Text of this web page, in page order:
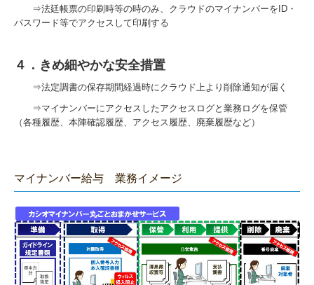
⇒法廷帳票の印刷時等の時のみ、クラウドのマイナンバーをID・
パスワード等でアクセスして印刷する
４．きめ細やかな安全措置
⇒法定調書の保存期間経過時にクラウド上より削除通知が届く
⇒マイナンバーにアクセスしたアクセスログと業務ログを保管
（各種履歴、本陣確認履歴、アクセス履歴、廃棄履歴など）
マイナンバー給与 業務イメージ